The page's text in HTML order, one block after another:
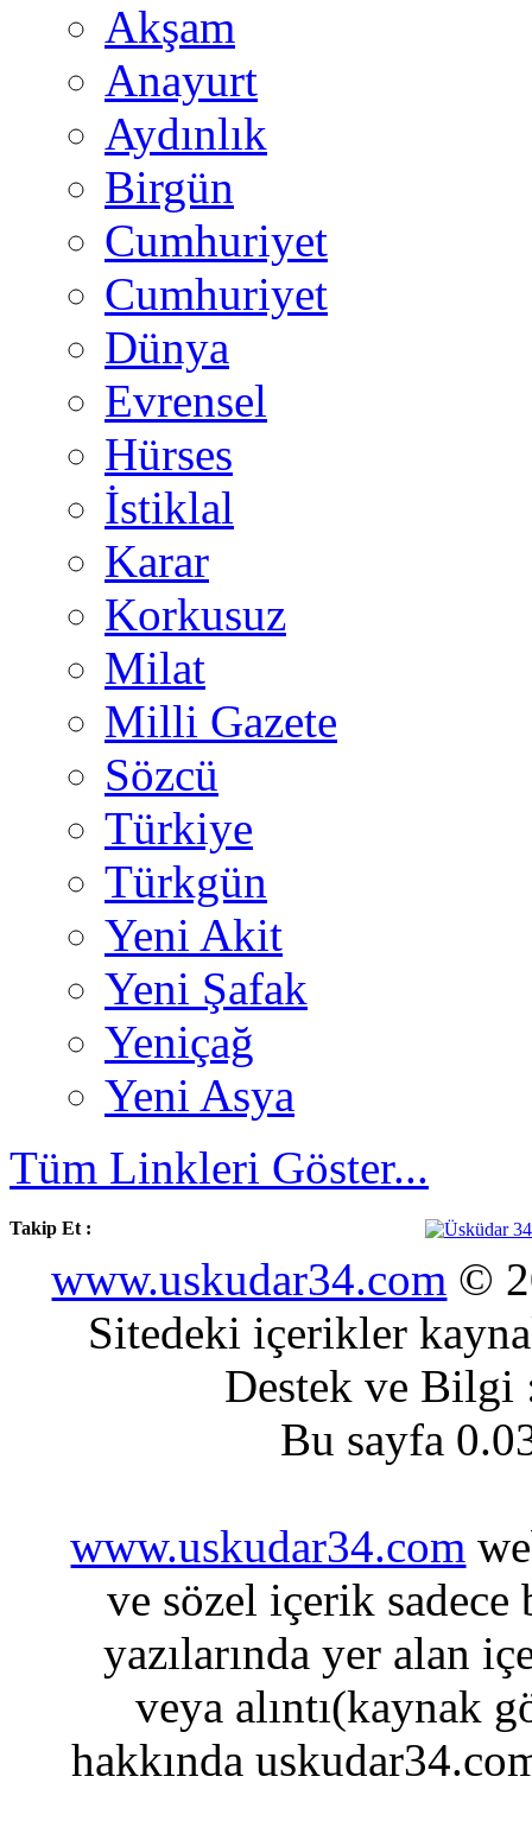
Akşam
Anayurt
Aydınlık
Birgün
Cumhuriyet
Cumhuriyet
Dünya
Evrensel
Hürses
İstiklal
Karar
Korkusuz
Milat
Milli Gazete
Sözcü
Türkiye
Türkgün
Yeni Akit
Yeni Şafak
Yeniçağ
Yeni Asya
Tüm Linkleri Göster...
Takip Et :
www.uskudar34.com ©
Sitedeki içerikler
Destek ve
Bu sayfa
www.uskudar34.com
ve sözel içerik sadece
yazılarında yer alan
veya alıntı(kaynak
hakkında